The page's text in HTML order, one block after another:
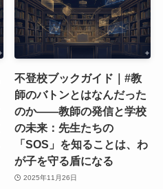
不登校ブックガイド｜#教
師のバトンとはなんだった
のか――教師の発信と学校
の未来：先生たちの
「SOS」を知ることは、わ
が子を守る盾になる
2025年11月26日